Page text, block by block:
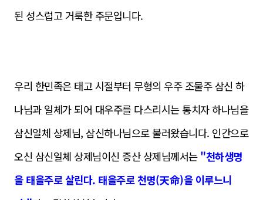
된 성스럽고 거룩한 주문입니다.
우리 한민족은 태고 시절부터 무형의 우주 조물주 삼신 하
나님과 일체가 되어 대우주를 다스리시는 통치자 하나님을
삼신일체 상제님, 삼신하나님으로 불러왔습니다. 인간으로
오신 삼신일체 상제님이신 증산 상제님께서는"천하생명
을 태을주로 살린다. 태을주로 천명(天命)을 이루느니